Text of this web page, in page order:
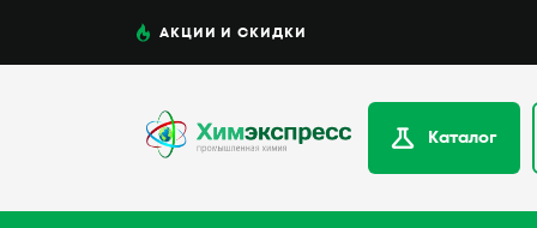
АКЦИИ И СКИДКИ
Каталог